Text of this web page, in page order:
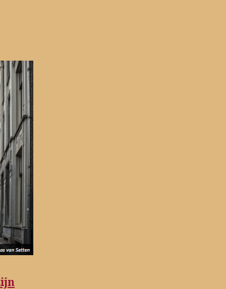
Nieuwegracht
ontdekt